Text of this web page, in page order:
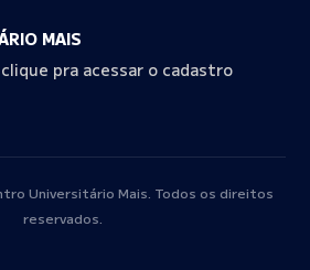
MAIS
pra acessar o cadastro
Universitário Mais. Todos os direitos
reservados.